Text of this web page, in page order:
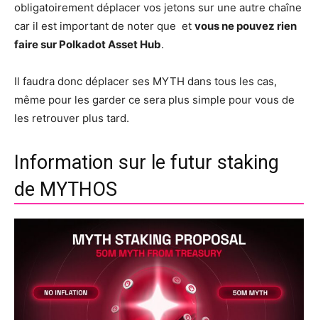
obligatoirement déplacer vos jetons sur une autre chaîne
car il est important de noter que et vous ne pouvez rien
faire sur Polkadot Asset Hub.
Il faudra donc déplacer ses MYTH dans tous les cas,
même pour les garder ce sera plus simple pour vous de
les retrouver plus tard.
Information sur le futur staking
de MYTHOS